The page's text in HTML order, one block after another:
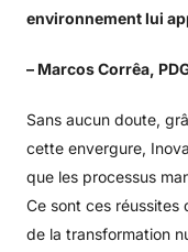
environnement lui
– Marcos Corrêa,
Sans aucun doute,
cette envergure,
que les processus
Ce sont ces
de la transformation